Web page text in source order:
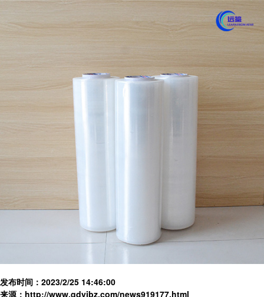
发布时间：2023/2/25 14:46:00
来源：http://www.qdyjbz.com/news919177.html